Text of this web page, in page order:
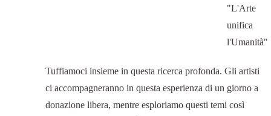
"L'Arte
unifica
l'Umanità"
Tuffiamoci insieme in questa ricerca profonda. Gli artisti
ci accompagneranno in questa esperienza di un giorno a
donazione libera, mentre esploriamo questi temi così